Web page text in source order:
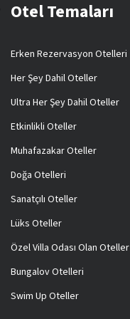
Otel Temaları
Erken Rezervasyon Otelleri
Her Şey Dahil Oteller
Ultra Her Şey Dahil Oteller
Etkinlikli Oteller
Muhafazakar Oteller
Doğa Otelleri
Sanatçılı Oteller
Lüks Oteller
Özel Villa Odası Olan Oteller
Bungalov Otelleri
Swim Up Oteller